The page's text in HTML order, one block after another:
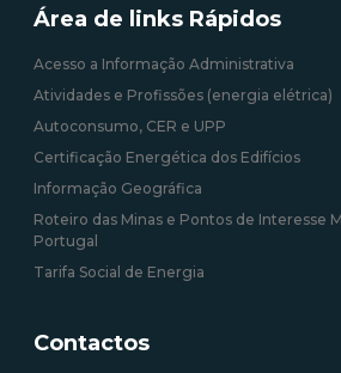
Área de links Rápidos
Acesso a Informação Administrativa
Atividades e Profissões (energia elétrica)
Autoconsumo, CER e UPP
Certificação Energética dos Edifícios
Informação Geográfica
Roteiro das Minas e Pontos de Interesse
Portugal
Tarifa Social de Energia
Contactos